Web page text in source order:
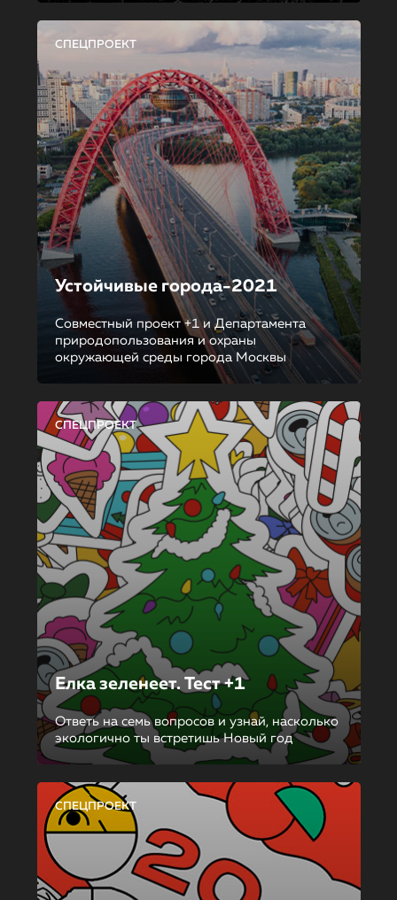
СПЕЦПРОЕКТ
Устойчивые города-2021
Совместный проект +1 и Департамента
природопользования и охраны
окружающей среды города Москвы
СПЕЦПРОЕКТ
Елка зеленеет. Тест +1
Ответь на семь вопросов и узнай, насколько
экологично ты встретишь Новый год
СПЕЦПРОЕКТ